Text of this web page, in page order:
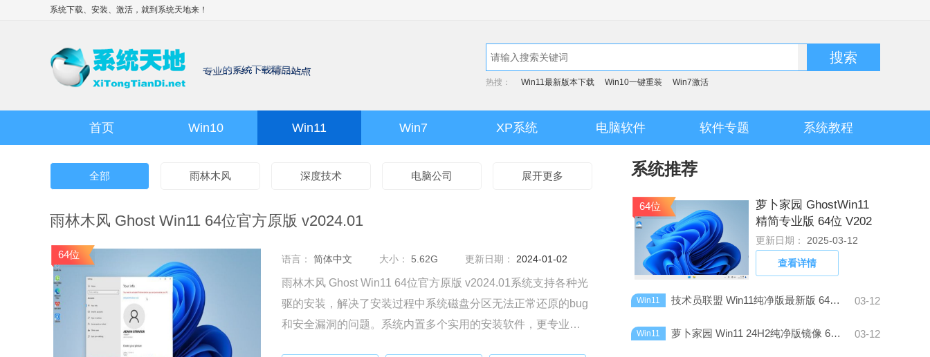
系统下载、安装、激活，就到 系统天地来！
搜索
热搜： Win11最新版本下载 Win10一键重装 Win7激活
首页 Win10 Win11 Win7 XP系统 电脑软件 软件专题 系统教程
全部 雨林木风 深度技术 电脑公司 展开更多
雨林木风 Ghost Win11 64位官方原版 v2024.01
64位 语言： 简体中文 大小： 5.62G 更新日期： 2024-01-02
雨林木风 Ghost Win11 64位官方原版 v2024.01系统支持各种光
驱的安装，解决了安装过程中系统磁盘分区无法正常还原的bug
和安全漏洞的问题。系统内置多个实用的安装软件，更专业的
系统推荐
64位
萝卜家园 GhostWin11
精简专业版 64位 V202
5.1
更新日期： 2025-03-12
查看详情
Win11 技术员联盟 Win11纯净版最新版 64位 V2024.1 03-12
Win11 萝卜家园 Win11 24H2纯净版镜像 64位 V2025.1 03-12